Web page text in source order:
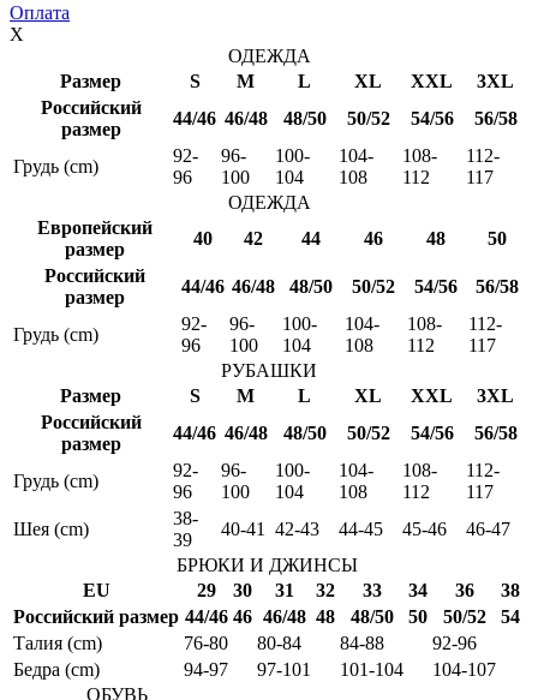
Оплата
X
ОДЕЖДА
Размер
S M L XL XXL
3XL
Российский
размер
44/46 46/48 48/50 50/52 54/56 56/58
Грудь (cm)
92-
96
96-
100
100-
104
104-
108
108-
112
112-
117
ОДЕЖДА
Европейский
размер
40 42 44 46 48
50
Российский
размер
44/46 46/48 48/50 50/52 54/56 56/58
Грудь (cm)
92-
96
96-
100
100-
104
104-
108
108-
112
112-
117
РУБАШКИ
Размер
S M L XL XXL
3XL
Российский
размер
44/46 46/48 48/50 50/52 54/56 56/58
Грудь (cm)
92-
96
96-
100
100-
104
104-
108
108-
112
112-
117
Шея (cm)
38-
39
40-41 42-43 44-45 45-46
46-47
БРЮКИ И ДЖИНСЫ
EU
29 30 31 32 33 34 36
38
Российский размер 44/46 46 46/48 48 48/50 50 50/52
54
Талия (cm)
76-80 80-84 84-88
92-96
Бедра (cm)
94-97 97-101 101-104
104-107
ОБУВЬ